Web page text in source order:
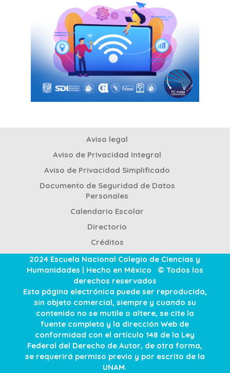
Aviso legal
Aviso de Privacidad Integral
Aviso de Privacidad Simplificado
Documento de Seguridad de Datos
Personales
Calendario Escolar
Directorio
Créditos
2024 Escuela Nacional Colegio de Ciencias y
Humanidades | Hecho en México © Todos los
derechos reservados
Esta página electrónica puede ser reproducida,
sin objeto comercial, siempre y cuando su
contenido no se mutile o altere, se cite la
fuente completa y la dirección Web de
conformidad con el artículo 148 de la Ley
Federal del Derecho de Autor, de otra forma,
se requerirá permiso previo y por escrito de la
UNAM.